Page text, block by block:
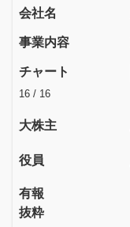
会社名
事業内容
チャート
16 / 16
大株主
役員
有報
抜粋